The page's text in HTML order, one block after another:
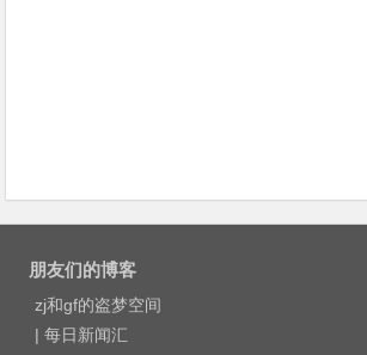
朋友们的博客
zj和gf的盗梦空间
|每日新闻汇